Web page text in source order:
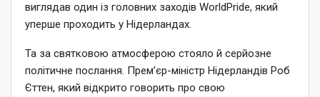
виглядав один із головних заходів WorldPride, який
уперше проходить у Нідерландах.
Та за святковою атмосферою стояло й серйозне
політичне послання. Прем’єр-міністр Нідерландів Роб
Єттен, який відкрито говорить про свою